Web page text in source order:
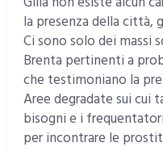
la presenza della città,
Ci sono solo dei massi
Brenta pertinenti a
che testimoniano la
Aree degradate sui cui
bisogni e i
per incontrare le